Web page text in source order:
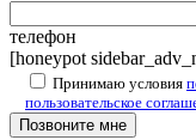
телефон
[honeypot
Принимаю условия
пользовательское